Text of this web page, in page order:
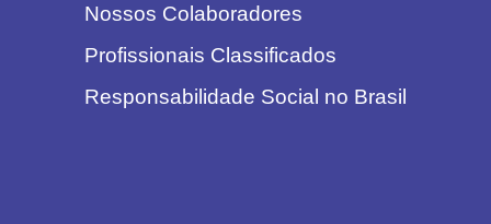
Nossos Colaboradores
Profissionais Classificados
Responsabilidade Social no Brasil